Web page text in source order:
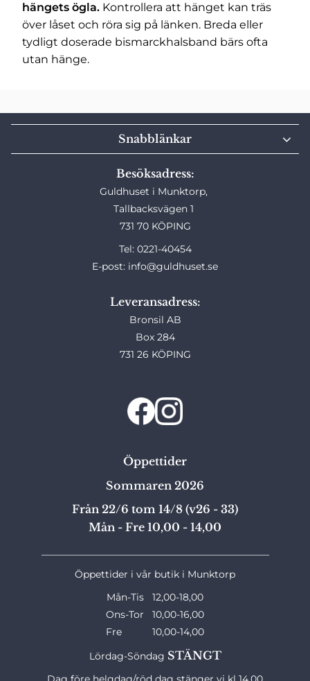
hängets ögla. Kontrollera att hänget kan träs
över låset och röra sig på länken. Breda eller
tydligt doserade bismarckhalsband bärs ofta
utan hänge.
Besöksadress:
Guldhuset i Munktorp,
Tallbacksvägen 1
731 70 KÖPING
Tel: 0221-40454
E-post: info@guldhuset.se
Leveransadress:
Bronsil AB
Box 284
731 26 KÖPING
Snabblänkar
Öppettider
Sommaren 2026
Från 22/6 tom 14/8 (v26 - 33)
Mån - Fre 10,00 - 14,00
Öppettider i vår butik i Munktorp
Mån-Tis 12,00-18,00
Ons-Tor 10,00-16,00
Fre 10,00-14,00
Lördag-Söndag STÄNGT